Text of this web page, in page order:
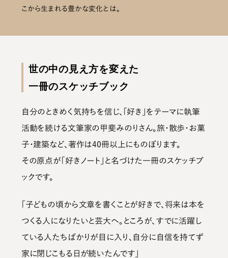
こから生まれる豊かな変化とは。
世の中の見え方を変えた
一冊のスケッチブック
自分のときめく気持ちを信じ、「好き」をテーマに執筆
活動を続ける文筆家の甲斐みのりさん。旅・散歩・お菓
子・建築など、著作は40冊以上にものぼります。
その原点が「好きノート」と名づけた一冊のスケッチブ
ックです。
「子どもの頃から文章を書くことが好きで、将来は本を
つくる人になりたいと芸大へ。ところが、すでに活躍し
ている人たちばかりが目に入り、自分に自信を持てず
家に閉じこもる日が続いたんです」